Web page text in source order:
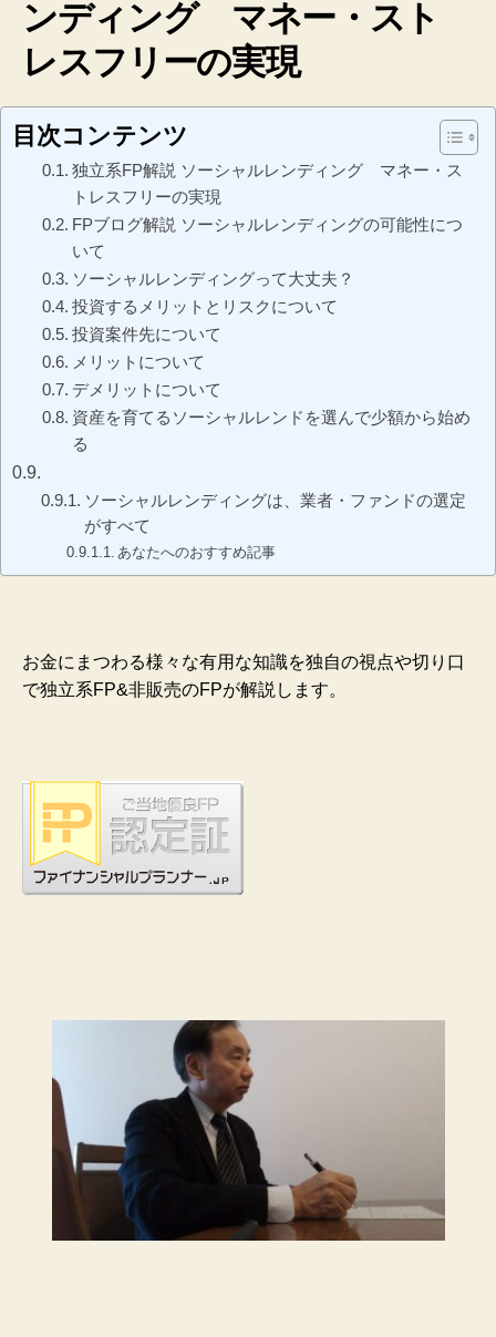
ンディング マネー・スト
レスフリーの実現
目次コンテンツ
独立系FP解説 ソーシャルレンディング マネー・ス
トレスフリーの実現
FPブログ解説 ソーシャルレンディングの可能性につ
いて
ソーシャルレンディングって大丈夫？
投資するメリットとリスクについて
投資案件先について
メリットについて
デメリットについて
資産を育てるソーシャルレンドを選んで少額から始め
る
ソーシャルレンディングは、業者・ファンドの選定
がすべて
あなたへのおすすめ記事
お金にまつわる様々な有用な知識を独自の視点や切り口
で独立系FP&非販売のFPが解説します。